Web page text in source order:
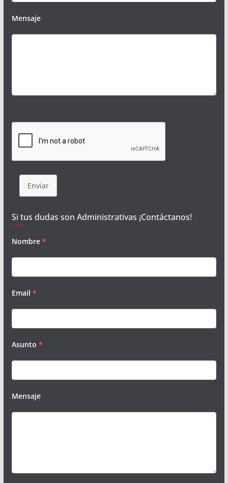
Mensaje
Enviar
Si tus dudas son Administrativas ¡Contáctanos!
Nombre *
Email *
Asunto *
Mensaje